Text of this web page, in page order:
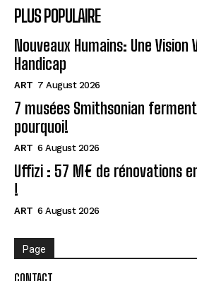
PLUS POPULAIRE
Nouveaux Humains: Une
Handicap
ART 7 August 2026
7 musées Smithsonian
pourquoi!
ART 6 August 2026
Uffizi : 57 M€ de rénovations
!
ART 6 August 2026
Page
CONTACT